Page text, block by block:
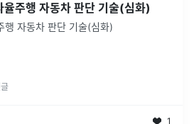
주행 자동차 판단 기술(심화)
자동차 판단 기술(심화)
1